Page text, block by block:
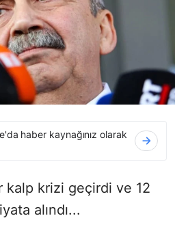
haber kaynağınız olarak
kalp krizi geçirdi ve 12
alındı...